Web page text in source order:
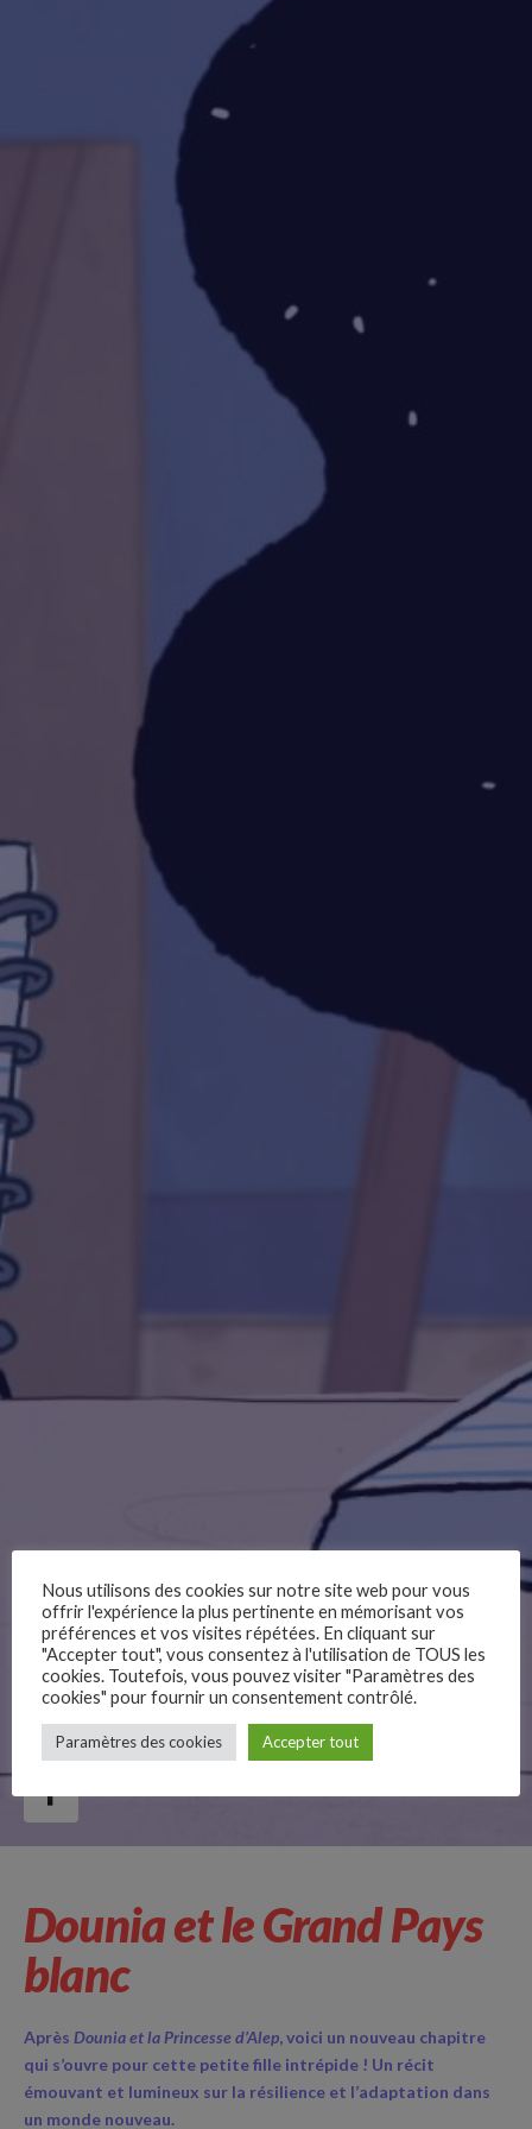
Follow Us
Dounia et le Grand Pays
blanc
Après Dounia et la Princesse d’Alep, voici un nouveau chapitre
qui s’ouvre pour cette petite fille intrépide ! Un récit
émouvant et lumineux sur la résilience et l’adaptation dans
un monde nouveau.
Nous utilisons des cookies sur notre site web pour vous
offrir l'expérience la plus pertinente en mémorisant vos
préférences et vos visites répétées. En cliquant sur
"Accepter tout", vous consentez à l'utilisation de TOUS les
cookies. Toutefois, vous pouvez visiter "Paramètres des
cookies" pour fournir un consentement contrôlé.
Paramètres des cookies Accepter tout